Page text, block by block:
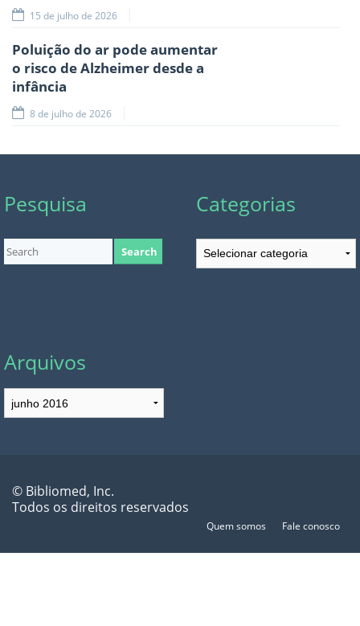
15 de julho de 2026
Poluição do ar pode aumentar
o risco de Alzheimer desde a
infância
8 de julho de 2026
Pesquisa Categorias
Categorias
Arquivos
Arquivos
© Bibliomed, Inc.
Todos os direitos reservados
Quem somos Fale conosco